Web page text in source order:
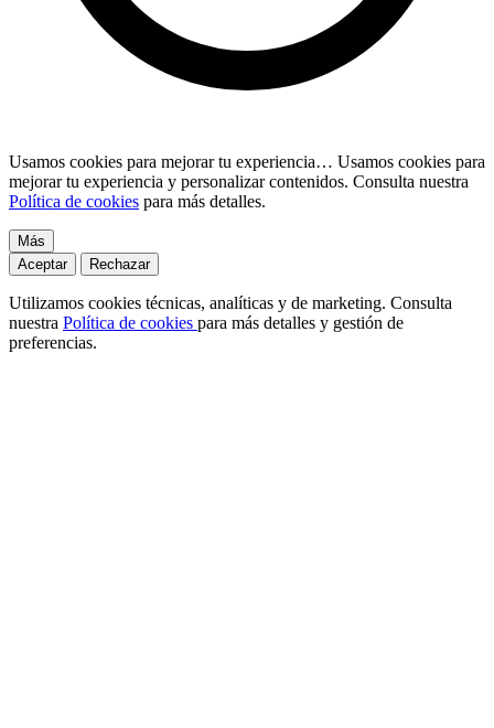
Usamos cookies para mejorar tu experiencia… Usamos cookies para
mejorar tu experiencia y personalizar contenidos. Consulta nuestra
Política de cookies para más detalles.
Más
Aceptar
Rechazar
Utilizamos cookies técnicas, analíticas y de marketing. Consulta
nuestra Política de cookies para más detalles y gestión de
preferencias.